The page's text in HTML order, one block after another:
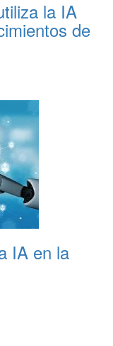
la IA
de
IA en la